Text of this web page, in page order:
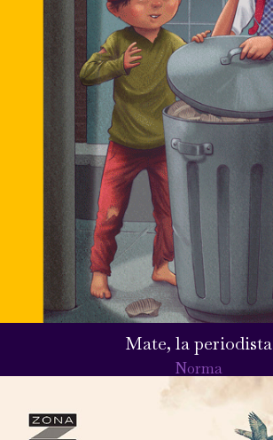
Mate, la periodista
Norma